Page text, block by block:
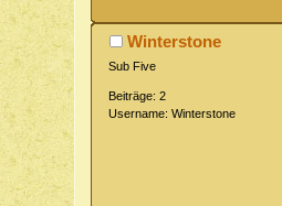
Winterstone
Sub Five
Beiträge: 2
Username: Winterstone